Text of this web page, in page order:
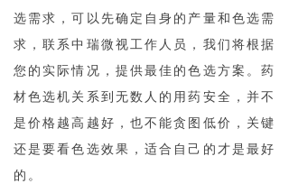
选需求，可以先确定自身的产量和色选需
求，联系中瑞微视工作人员，我们将根据
您的实际情况，提供最佳的色选方案。药
材色选机关系到无数人的用药安全，并不
是价格越高越好，也不能贪图低价，关键
还是要看色选效果，适合自己的才是最好
的。